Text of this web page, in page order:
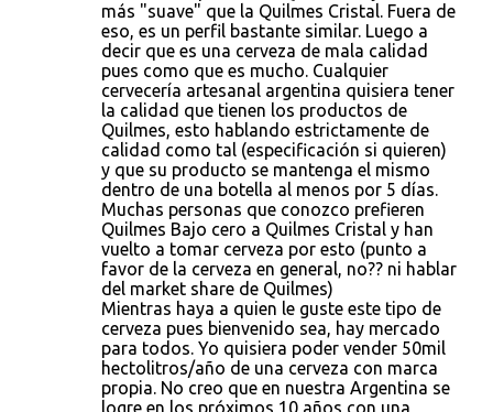
más "suave" que la Quilmes Cristal. Fuera de
eso, es un perfil bastante similar. Luego a
decir que es una cerveza de mala calidad
pues como que es mucho. Cualquier
cervecería artesanal argentina quisiera tener
la calidad que tienen los productos de
Quilmes, esto hablando estrictamente de
calidad como tal (especificación si quieren)
y que su producto se mantenga el mismo
dentro de una botella al menos por 5 días.
Muchas personas que conozco prefieren
Quilmes Bajo cero a Quilmes Cristal y han
vuelto a tomar cerveza por esto (punto a
favor de la cerveza en general, no?? ni hablar
del market share de Quilmes)
Mientras haya a quien le guste este tipo de
cerveza pues bienvenido sea, hay mercado
para todos. Yo quisiera poder vender 50mil
hectolitros/año de una cerveza con marca
propia. No creo que en nuestra Argentina se
logre en los próximos 10 años con una